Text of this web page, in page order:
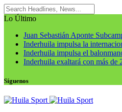
Lo Último
Juan Sebastián Aponte
Inderhuila impulsa la
Inderhuila impulsa el
Inderhuila exaltará con más de
Síguenos